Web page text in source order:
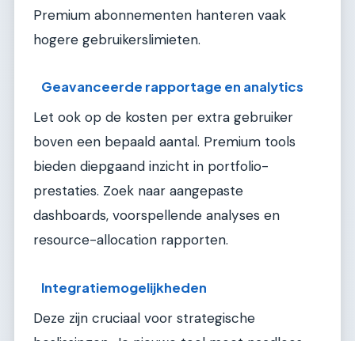
Premium abonnementen hanteren vaak
hogere gebruikerslimieten.
Geavanceerde rapportage en analytics
Let ook op de kosten per extra gebruiker
boven een bepaald aantal. Premium tools
bieden diepgaand inzicht in portfolio-
prestaties. Zoek naar aangepaste
dashboards, voorspellende analyses en
resource-allocation rapporten.
Integratiemogelijkheden
Deze zijn cruciaal voor strategische